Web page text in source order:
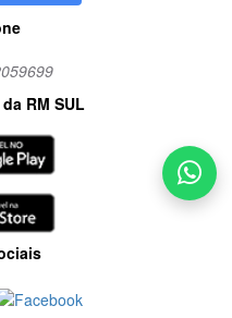
RM SUL